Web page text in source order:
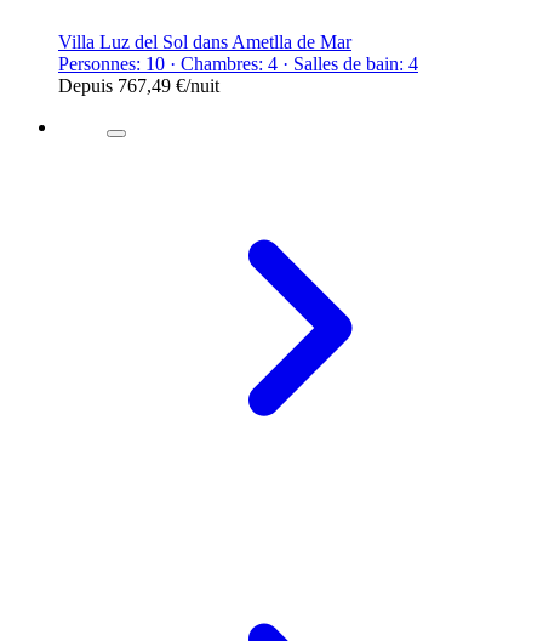
Villa Luz del Sol dans Ametlla de Mar
Personnes: 10 · Chambres: 4 · Salles de bain: 4
Depuis 767,49 €/nuit